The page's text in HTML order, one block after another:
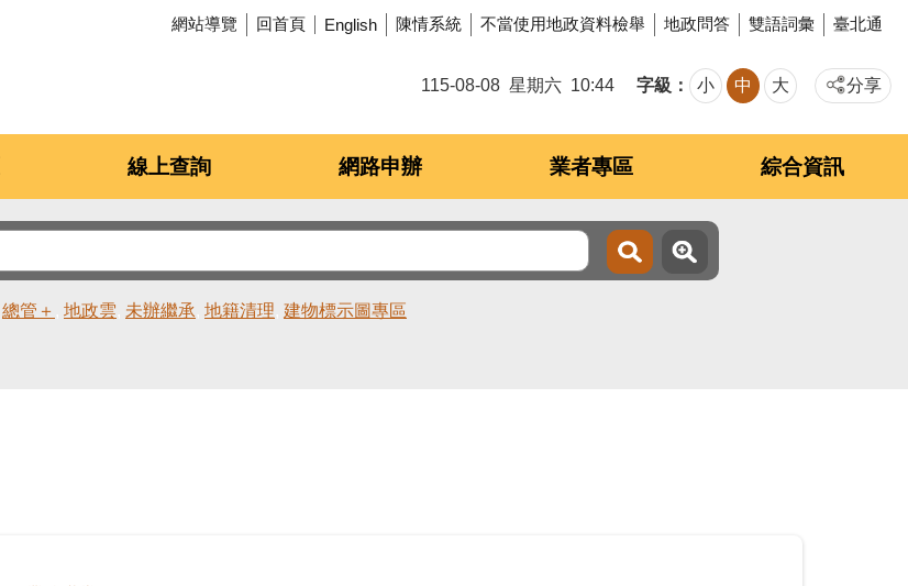
網站導覽 回首頁 English 陳情系統 不當使用地政資料檢舉 地政問答 雙語詞彙 臺北通
115-08-08 星期六 10:44 字級 小 中 大 分享
線上查詢 網路申辦 業者專區 綜合資訊
總管＋ 地政雲 未辦繼承 地籍清理 建物標示圖專區